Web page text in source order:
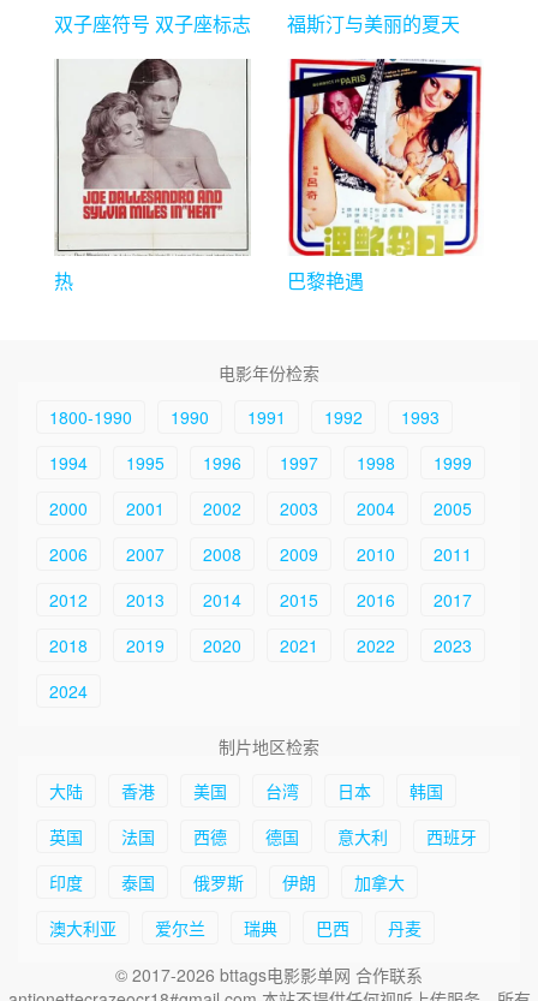
双子座符号 双子座标志
福斯汀与美丽的夏天
热 巴黎艳遇
电影年份检索
1800-1990
1990 1991 1992
1993
1994
1995 1996 1997 1998
1999
2000
2001 2002 2003 2004
2005
2006
2007 2008 2009 2010
2011
2012
2013 2014 2015 2016
2017
2018
2019 2020 2021 2022
2023
2024
制片地区检索
大陆
香港 美国 台湾 日本
韩国
英国
法国 西德 德国 意大利
西班牙
印度
泰国 俄罗斯 伊朗
加拿大
澳大利亚
爱尔兰 瑞典 巴西
丹麦
© 2017-2026 bttags电影影单网 合作联系